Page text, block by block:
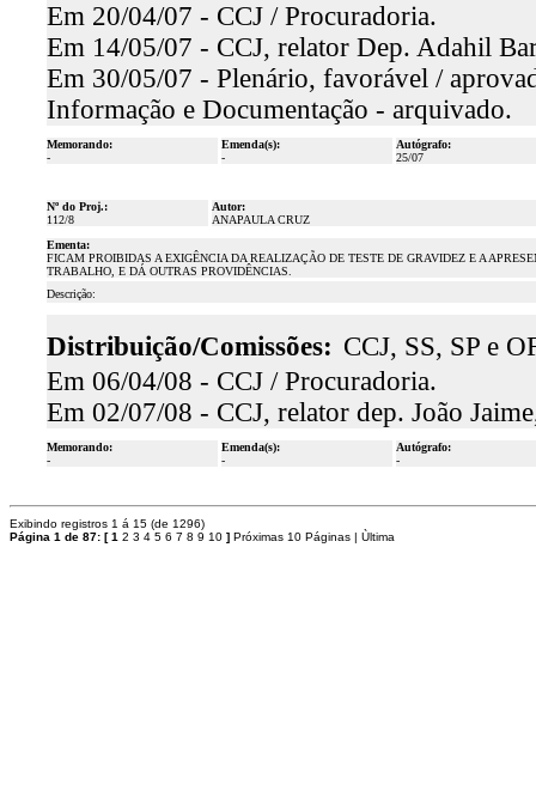
Em 20/04/07 - CCJ / Procuradoria.
Em 14/05/07 - CCJ, relator Dep. Adahil
Em 30/05/07 - Plenário, favorável /
Informação e Documentação - arquivado.
Memorando:
-
Emenda(s):
-
Autógrafo:
25/07
Nº do Proj.:
112/8
Autor:
ANAPAULA CRUZ
Ementa:
FICAM PROIBIDAS A EXIGÊNCIA DA REALIZAÇÃO DE TESTE DE GRAVIDEZ E A
TRABALHO, E DÁ OUTRAS PROVIDÊNCIAS.
Descrição:
Distribuição/Comissões: CCJ, SS, SP e
Em 06/04/08 - CCJ / Procuradoria.
Em 02/07/08 - CCJ, relator dep. João
Memorando:
-
Emenda(s):
-
Autógrafo:
-
Exibindo registros 1 á 15 (de 1296)
Página 1 de 87: [1 2 3 4 5 6 7 8 9 10 ] Próximas 10 Páginas | Ùltima